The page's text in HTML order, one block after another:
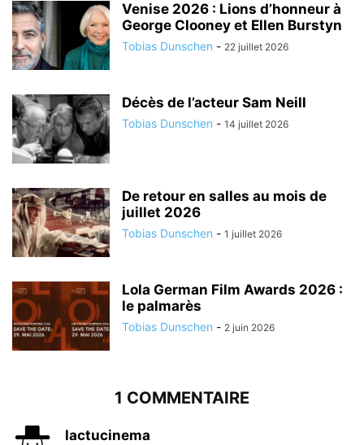
Venise 2026 : Lions d’honneur à
George Clooney et Ellen Burstyn
Tobias Dunschen - 22 juillet 2026
Décès de l’acteur Sam Neill
Tobias Dunschen - 14 juillet 2026
De retour en salles au mois de
juillet 2026
Tobias Dunschen - 1 juillet 2026
Lola German Film Awards 2026 :
le palmarès
Tobias Dunschen - 2 juin 2026
1 COMMENTAIRE
lactucinema